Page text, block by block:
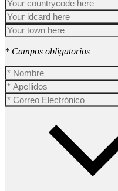
* Campos obligatorios